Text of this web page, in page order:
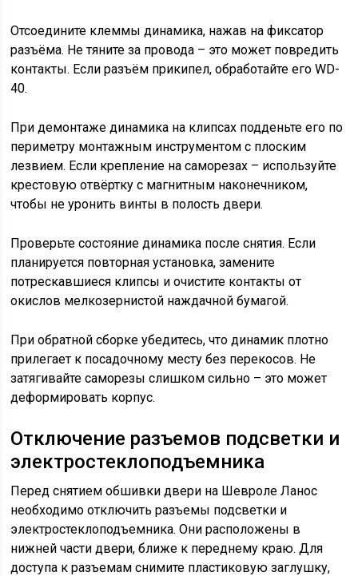
Отсоедините клеммы динамика, нажав на фиксатор
разъёма. Не тяните за провода – это может повредить
контакты. Если разъём прикипел, обработайте его WD-
40.
При демонтаже динамика на клипсах подденьте его по
периметру монтажным инструментом с плоским
лезвием. Если крепление на саморезах – используйте
крестовую отвёртку с магнитным наконечником,
чтобы не уронить винты в полость двери.
Проверьте состояние динамика после снятия. Если
планируется повторная установка, замените
потрескавшиеся клипсы и очистите контакты от
окислов мелкозернистой наждачной бумагой.
При обратной сборке убедитесь, что динамик плотно
прилегает к посадочному месту без перекосов. Не
затягивайте саморезы слишком сильно – это может
деформировать корпус.
Отключение разъемов подсветки и
электростеклоподъемника
Перед снятием обшивки двери на Шевроле Ланос
необходимо отключить разъемы подсветки и
электростеклоподъемника. Они расположены в
нижней части двери, ближе к переднему краю. Для
доступа к разъемам снимите пластиковую заглушку,